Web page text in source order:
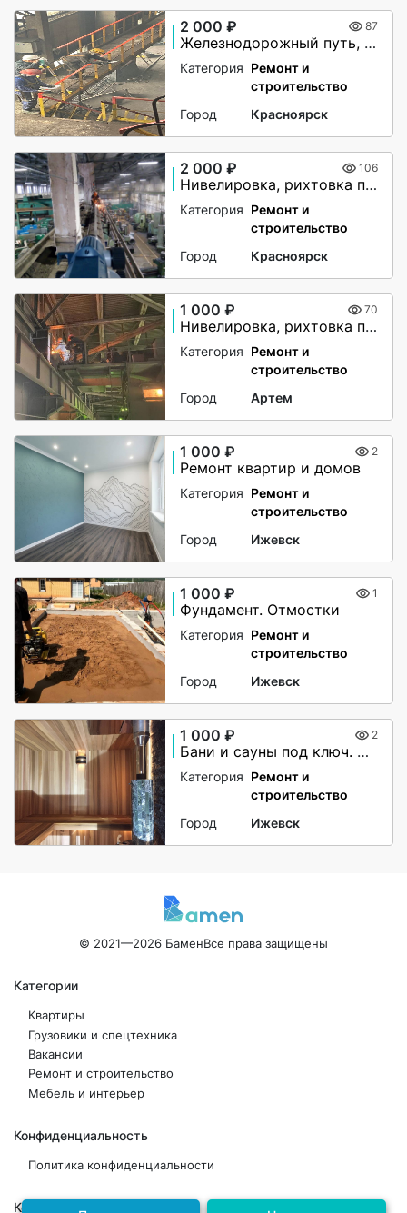
2 000 ₽ 87
Железнодорожный путь, ремонт, строительство
Категория Ремонт и
строительство
Город
Красноярск
2 000 ₽ 106
Нивелировка, рихтовка путей
Категория Ремонт и
строительство
Город
Красноярск
1 000 ₽ 70
Нивелировка, рихтовка путей мостового крана
Категория Ремонт и
строительство
Город
Артем
1 000 ₽ 2
Ремонт квартир и домов
Категория Ремонт и
строительство
Город
Ижевск
1 000 ₽ 1
Фундамент. Отмостки
Категория Ремонт и
строительство
Город
Ижевск
1 000 ₽ 2
Бани и сауны под ключ. Ремонт
Категория Ремонт и
строительство
Город
Ижевск
© 2021—2026 БаменВсе права защищены
Категории
Квартиры
Грузовики и спецтехника
Вакансии
Ремонт и строительство
Мебель и интерьер
Конфиденциальность
Политика конфиденциальности
Контакты